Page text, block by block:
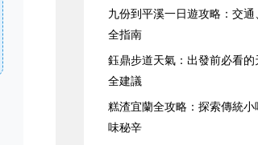
九份到平溪一日遊攻略：交
全指南
鈺鼎步道天氣：出發前必看
全建議
糕渣宜蘭全攻略：探索傳統小
味秘辛